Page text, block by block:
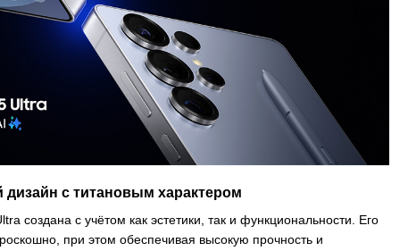
с титановым характером
создана с учётом как эстетики, так и функциональности. Его
при этом обеспечивая высокую прочность и